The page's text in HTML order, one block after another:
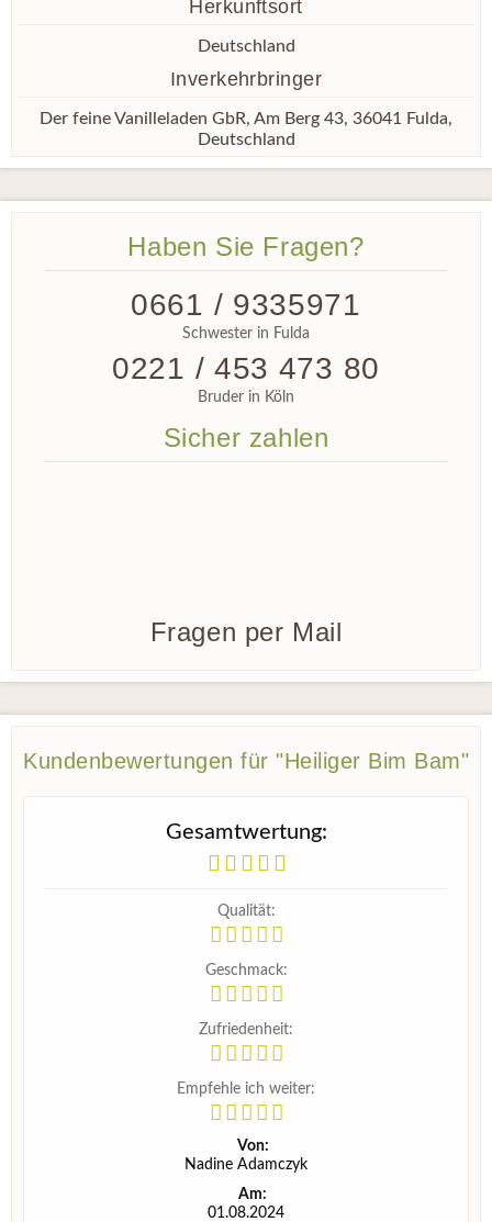
Herkunftsort
Deutschland
Inverkehrbringer
Der feine Vanilleladen GbR, Am Berg 43, 36041 Fulda,
Deutschland
Haben Sie Fragen?
0661 / 9335971
Schwester in Fulda
0221 / 453 473 80
Bruder in Köln
Sicher zahlen
Fragen per Mail
Kundenbewertungen für "Heiliger Bim Bam"
Gesamtwertung:
Qualität:
Geschmack:
Zufriedenheit:
Empfehle ich weiter:
Von:
Nadine Adamczyk
Am:
01.08.2024